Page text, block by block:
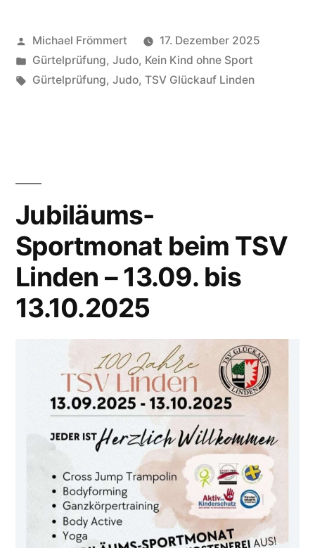
Veröffentlicht
von
Michael Frömmert
17. Dezember 2025
Veröffentlicht
unter
Gürtelprüfung, Judo, Kein Kind ohne Sport
Schlagwörter:
Gürtelprüfung, Judo, TSV Glückauf Linden
Jubiläums-
Sportmonat beim TSV
Linden – 13.09. bis
13.10.2025